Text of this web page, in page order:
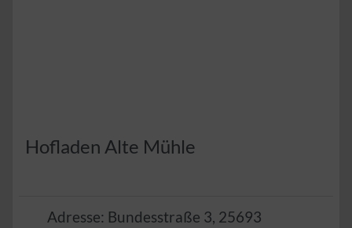
Hofladen Alte Mühle
Adresse: Bundesstraße 3, 25693